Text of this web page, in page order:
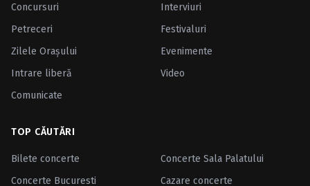
Concursuri
Interviuri
Petreceri
Festivaluri
Zilele Oraşului
Evenimente
Intrare liberă
Video
Comunicate
TOP CĂUTĂRI
Bilete concerte
Concerte Sala Palatului
Concerte Bucuresti
Cazare concerte